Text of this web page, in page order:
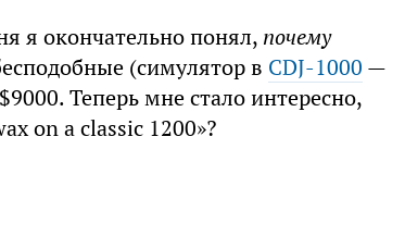
я окончательно понял, почему
(симулятор в CDJ-1000 —
Теперь мне стало интересно,
on a classic 1200»?